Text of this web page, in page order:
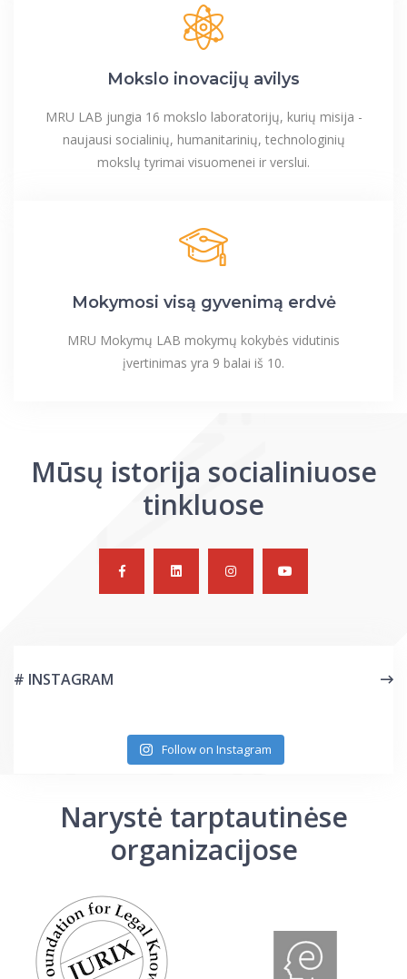
Mokslo inovacijų avilys
MRU LAB jungia 16 mokslo laboratorijų, kurių misija -
naujausi socialinių, humanitarinių, technologinių
mokslų tyrimai visuomenei ir verslui.
Mokymosi visą gyvenimą erdvė
MRU Mokymų LAB mokymų kokybės vidutinis
įvertinimas yra 9 balai iš 10.
Mūsų istorija socialiniuose
tinkluose
# INSTAGRAM
Follow on Instagram
Narystė tarptautinėse
organizacijose